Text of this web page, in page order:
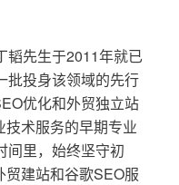
韬先生于2011年就已
批投身该领域的先行
优化和外贸独立站
术服务的早期专业
间里，始终坚守初
建站和谷歌SEO服